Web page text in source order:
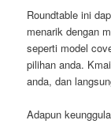
Roundtable ini
menarik dengan
seperti model
pilihan anda.
anda, dan
Adapun